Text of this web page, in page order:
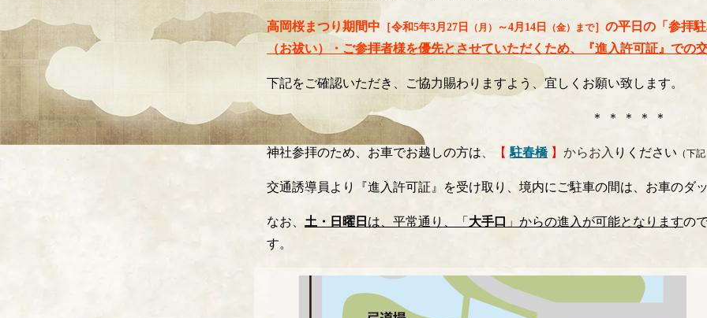
高岡桜まつり期間中 ［令和5年3月27日 （月） ～4月14日 （金）まで］ の平日の「 参拝
（お祓い）・ご参拝者様を優先とさせていただくため、『進入許可証 』での
下記をご確認いただき、ご協力賜わり ますよう、宜しくお願い致します。
＊ ＊ ＊ ＊ ＊
神社参拝のため、お車でお越しの方は、 【 駐春橋 】 からお入 りください （下
交通誘導員より『進入許可証』を受け取り、境内にご駐車の間は、お車のダ
なお、 土・日曜日 は、平常通り、「 大手口 」からの進入が可能となりますの
す。